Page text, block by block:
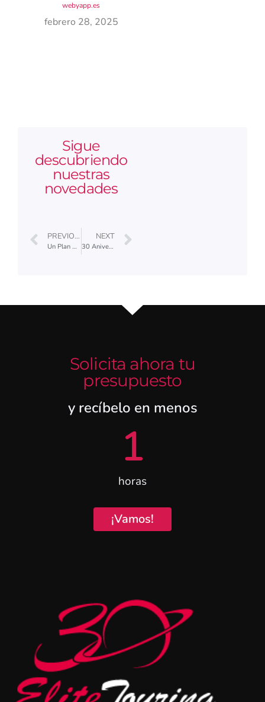
webyapp.es
febrero 28, 2025
Sigue
descubriendo
nuestras
novedades
PREVIOUS
Un Plan de Igualdad de Elite
NEXT
30 Aniversario de Elite Touring: Celebrando un Viaje Inolvidable
Solicita ahora tu
presupuesto
y recíbelo en menos
horas
1
¡Vamos!